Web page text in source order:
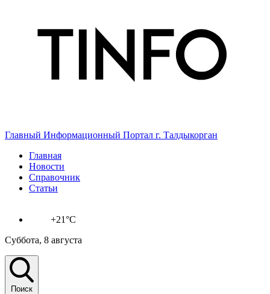
Главный Информационный Портал г. Талдыкорган
Главная
Новости
Справочник
Статьи
+21°C
Суббота, 8 августа
Поиск